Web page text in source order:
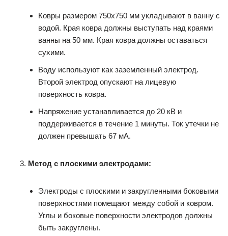
Ковры размером 750х750 мм укладывают в ванну с
водой. Края ковра должны выступать над краями
ванны на 50 мм. Края ковра должны оставаться
сухими.
Воду используют как заземленный электрод.
Второй электрод опускают на лицевую
поверхность ковра.
Напряжение устанавливается до 20 кВ и
поддерживается в течение 1 минуты. Ток утечки не
должен превышать 67 мА.
Метод с плоскими электродами:
Электроды с плоскими и закругленными боковыми
поверхностями помещают между собой и ковром.
Углы и боковые поверхности электродов должны
быть закруглены.